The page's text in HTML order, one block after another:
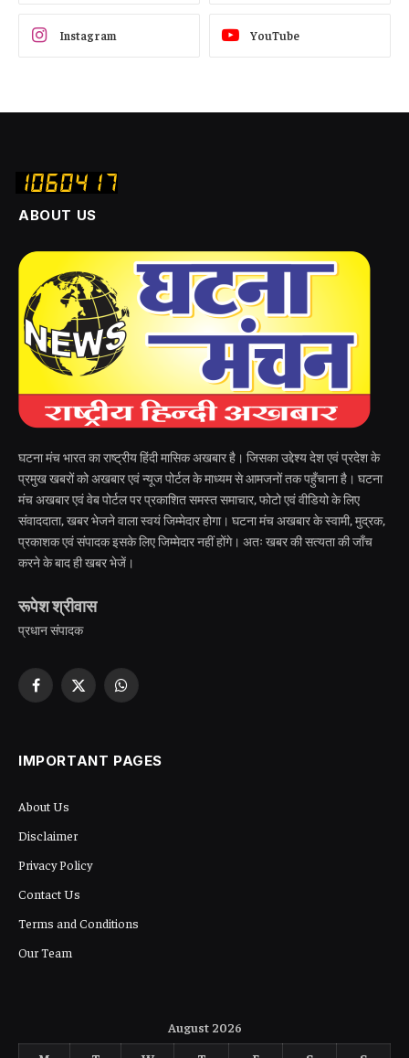
Instagram YouTube
ABOUT US
घटना मंच भारत का राष्ट्रीय हिंदी मासिक अखबार है। जिसका उद्देश्य देश एवं प्रदेश के
प्रमुख खबरों को अखबार एवं न्यूज पोर्टल के माध्यम से आमजनों तक पहुँचाना है। घटना
मंच अखबार एवं वेब पोर्टल पर प्रकाशित समस्त समाचार, फोटो एवं वीडियो के लिए
संवाददाता, खबर भेजने वाला स्वयं जिम्मेदार होगा। घटना मंच अखबार के स्वामी, मुद्रक,
प्रकाशक एवं संपादक इसके लिए जिम्मेदार नहीं होंगे। अतः खबर की सत्यता की जाँच
करने के बाद ही खबर भेजें।
रूपेश श्रीवास
प्रधान संपादक
Facebook
X
WhatsApp
IMPORTANT PAGES
About Us
Disclaimer
Privacy Policy
Contact Us
Terms and Conditions
Our Team
August 2026